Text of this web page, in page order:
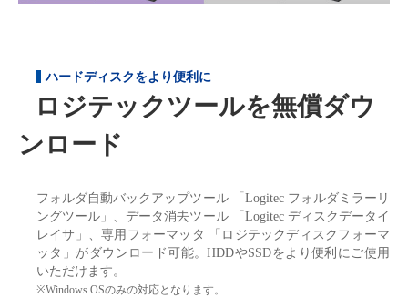
ハードディスクをより便利に
ロジテックツールを無償ダウ
ンロード
フォルダ自動バックアップツール 「Logitec フォルダミラーリ
ングツール」、データ消去ツール 「Logitec ディスクデータイ
レイサ」、専用フォーマッタ 「ロジテックディスクフォーマ
ッタ」がダウンロード可能。HDDやSSDをより便利にご使用
いただけます。
※Windows OSのみの対応となります。